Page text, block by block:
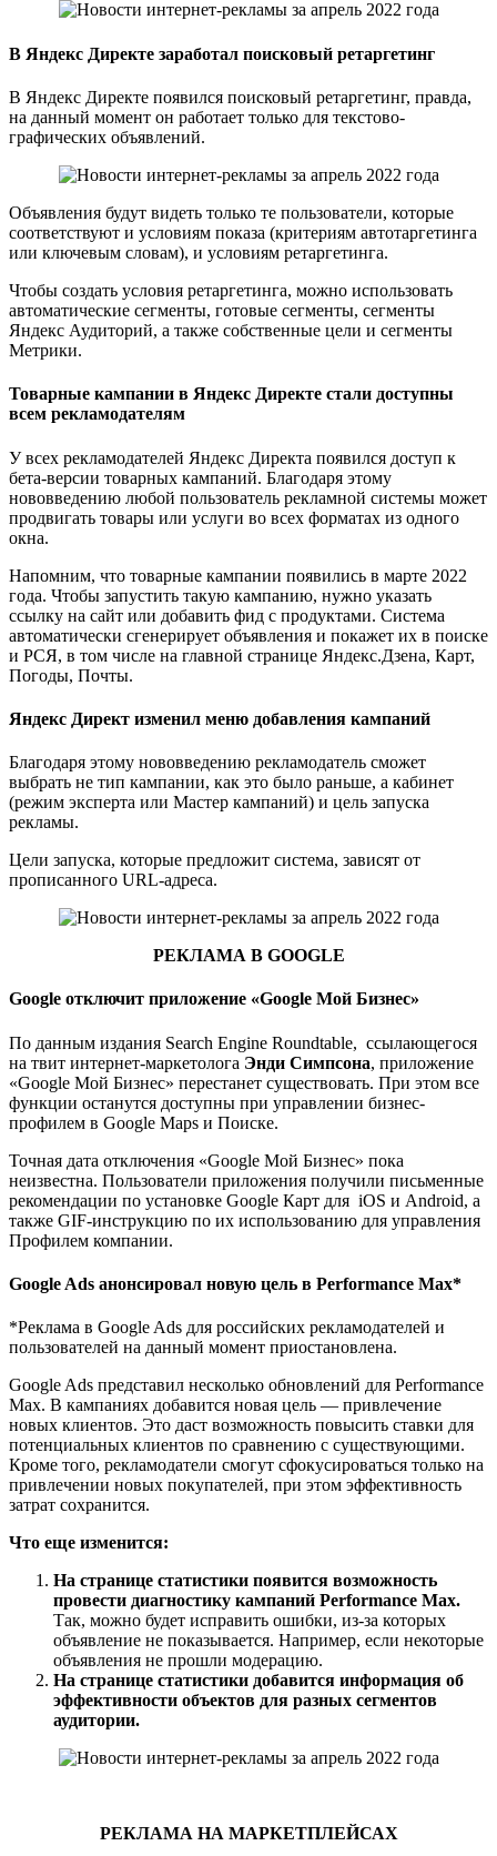
В Яндекс Директе заработал поисковый ретаргетинг
В Яндекс Директе появился поисковый ретаргетинг, правда,
на данный момент он работает только для текстово-
графических объявлений.
Объявления будут видеть только те пользователи, которые
соответствуют и условиям показа (критериям автотаргетинга
или ключевым словам), и условиям ретаргетинга.
Чтобы создать условия ретаргетинга, можно использовать
автоматические сегменты, готовые сегменты, сегменты
Яндекс Аудиторий, а также собственные цели и сегменты
Метрики.
Товарные кампании в Яндекс Директе стали доступны
всем рекламодателям
У всех рекламодателей Яндекс Директа появился доступ к
бета-версии товарных кампаний. Благодаря этому
нововведению любой пользователь рекламной системы может
продвигать товары или услуги во всех форматах из одного
окна.
Напомним, что товарные кампании появились в марте 2022
года. Чтобы запустить такую кампанию, нужно указать
ссылку на сайт или добавить фид с продуктами. Система
автоматически сгенерирует объявления и покажет их в поиске
и РСЯ, в том числе на главной странице Яндекс.Дзена, Карт,
Погоды, Почты.
Яндекс Директ изменил меню добавления кампаний
Благодаря этому нововведению рекламодатель сможет
выбрать не тип кампании, как это было раньше, а кабинет
(режим эксперта или Мастер кампаний) и цель запуска
рекламы.
Цели запуска, которые предложит система, зависят от
прописанного URL-адреса.
РЕКЛАМА В GOOGLE
Google отключит приложение «Google Мой Бизнес»
По данным издания Search Engine Roundtable, ссылающегося
на твит интернет-маркетолога Энди Симпсона, приложение
«Google Мой Бизнес» перестанет существовать. При этом все
функции останутся доступны при управлении бизнес-
профилем в Google Maps и Поиске.
Точная дата отключения «Google Мой Бизнес» пока
неизвестна. Пользователи приложения получили письменные
рекомендации по установке Google Карт для iOS и Android, а
также GIF-инструкцию по их использованию для управления
Профилем компании.
Google Ads анонсировал новую цель в Performance Max*
*Реклама в Google Ads для российских рекламодателей и
пользователей на данный момент приостановлена.
Google Ads представил несколько обновлений для Performance
Max. В кампаниях добавится новая цель — привлечение
новых клиентов. Это даст возможность повысить ставки для
потенциальных клиентов по сравнению с существующими.
Кроме того, рекламодатели смогут сфокусироваться только на
привлечении новых покупателей, при этом эффективность
затрат сохранится.
Что еще изменится:
На странице статистики появится возможность
провести диагностику кампаний Performance Max.
Так, можно будет исправить ошибки, из-за которых
объявление не показывается. Например, если некоторые
объявления не прошли модерацию.
На странице статистики добавится информация об
эффективности объектов для разных сегментов
аудитории.
РЕКЛАМА НА МАРКЕТПЛЕЙСАХ